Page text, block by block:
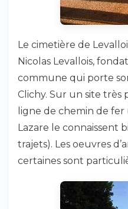
Le cimetière de
Nicolas Levallois,
commune qui porte
Clichy. Sur un site très
ligne de chemin de fer
Lazare le connaissent
trajets). Les oeuvres
certaines sont